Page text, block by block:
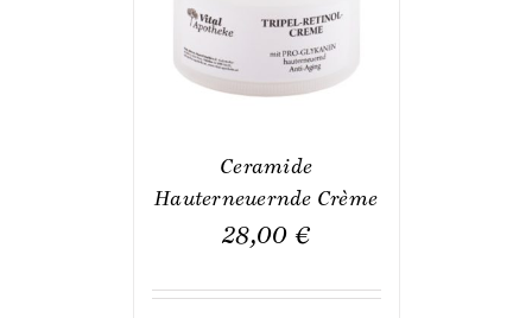
Ceramide
Hauterneuernde Crème
28,00 €